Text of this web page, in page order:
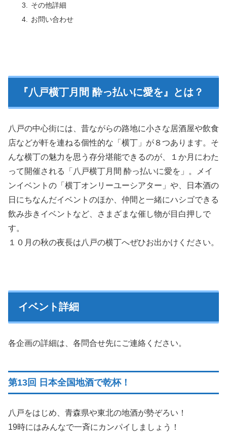
その他詳細
お問い合わせ
『八戸横丁月間 酔っ払いに愛を』とは？
八戸の中心街には、昔ながらの路地に小さな居酒屋や飲食
店などが軒を連ねる個性的な「横丁」が８つあります。そ
んな横丁の魅力を思う存分堪能できるのが、１か月にわた
って開催される「八戸横丁月間 酔っ払いに愛を」。メイ
ンイベントの「横丁オンリーユーシアター」や、日本酒の
日にちなんだイベントのほか、仲間と一緒にハシゴできる
飲み歩きイベントなど、さまざまな催し物が目白押しで
す。
１０月の秋の夜長は八戸の横丁へぜひお出かけください。
イベント詳細
各企画の詳細は、各問合せ先にご連絡ください。
第13回 日本全国地酒で乾杯！
八戸をはじめ、青森県や東北の地酒が勢ぞろい！
19時にはみんなで一斉にカンパイしましょう！